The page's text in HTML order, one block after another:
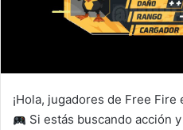
¡Hola, jugadores de Free Fire
Si estás buscando acción